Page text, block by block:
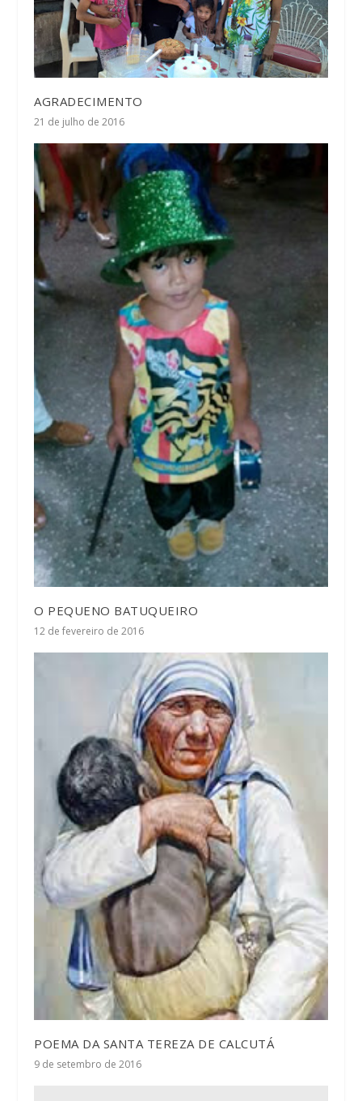
AGRADECIMENTO
21 de julho de 2016
O PEQUENO BATUQUEIRO
12 de fevereiro de 2016
POEMA DA SANTA TEREZA DE CALCUTÁ
9 de setembro de 2016